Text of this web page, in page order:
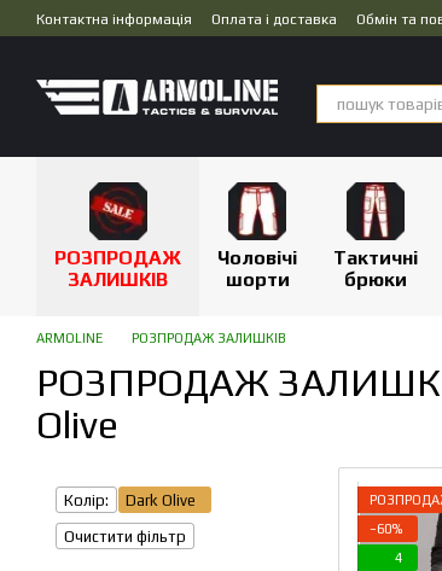
Перейти до основного контенту
Контактна інформація Оплата і доставка Обмін та
РОЗПРОДАЖ
ЗАЛИШКІВ
Чоловічі
шорти
Тактичні
брюки
ARMOLINE РОЗПРОДАЖ ЗАЛИШКІВ
РОЗПРОДАЖ
Olive
−60%
4
Колір:
Dark Olive
Очистити фільтр